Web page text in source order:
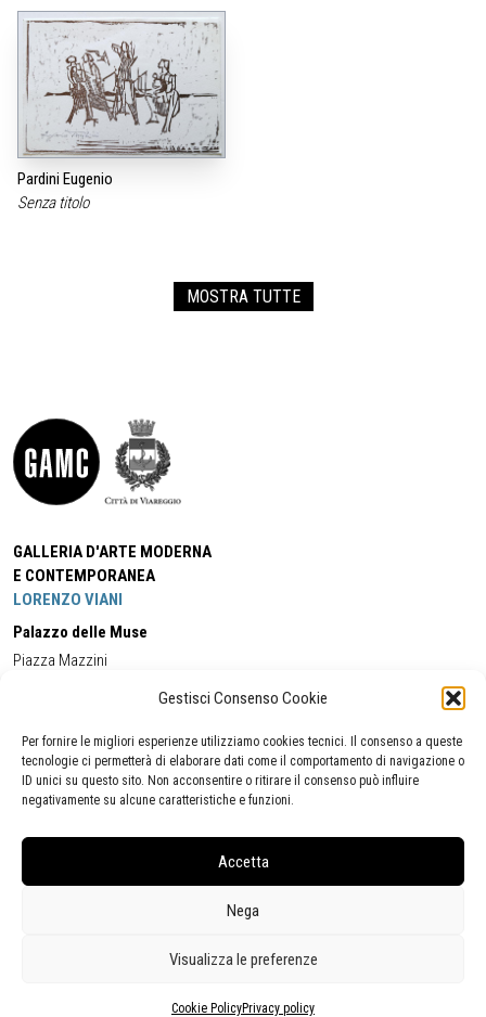
Gestisci Consenso Cookie
Per fornire le migliori esperienze utilizziamo cookies tecnici. Il consenso a queste
tecnologie ci permetterà di elaborare dati come il comportamento di navigazione o
ID unici su questo sito. Non acconsentire o ritirare il consenso può influire
negativamente su alcune caratteristiche e funzioni.
Accetta
Nega
Visualizza le preferenze
Cookie PolicyPrivacy policy
Pardini Eugenio
Senza titolo
MOSTRA TUTTE
GALLERIA D'ARTE MODERNA
E CONTEMPORANEA
LORENZO VIANI
Palazzo delle Muse
Piazza Mazzini
Cell:+39 338 5714978 (orario apertura Galleria)
Tel:
+39 0584 944580
(orario 09.00/13.00)
Email:gamc@comune.viareggio.lu.it
Segnalazione di inaccessibilità